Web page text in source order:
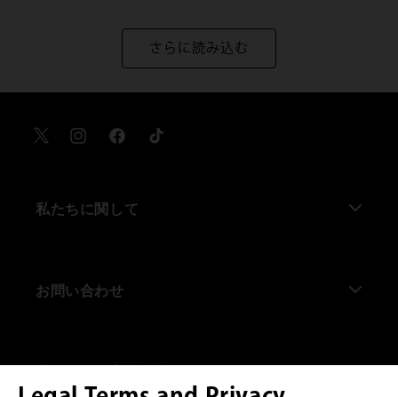
さらに読み込む
X InstagramFacebookTikTok
私たちに関して
ハリー・ポッター ショップ 原宿
お問い合わせ